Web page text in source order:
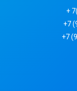
+
+7
+7